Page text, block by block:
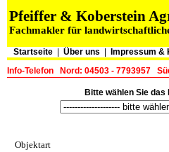
Pfeiffer & Koberstein
Fachmakler für
Startseite Über uns Impressum &
Info-Telefon
Nord: 04503 - 7793957
Bitte wählen Sie das
Objektart